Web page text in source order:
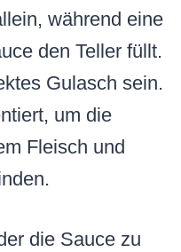
während eine
den Teller füllt.
Gulasch sein.
um die
Fleisch und
die Sauce zu